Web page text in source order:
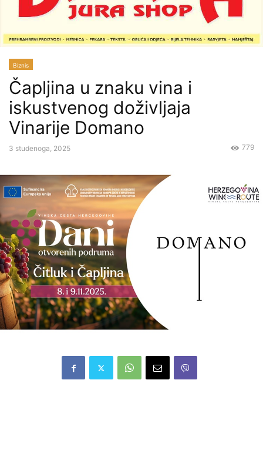
Biznis
Čapljina u znaku vina i
iskustvenog doživljaja
Vinarije Domano
3 studenoga, 2025 779